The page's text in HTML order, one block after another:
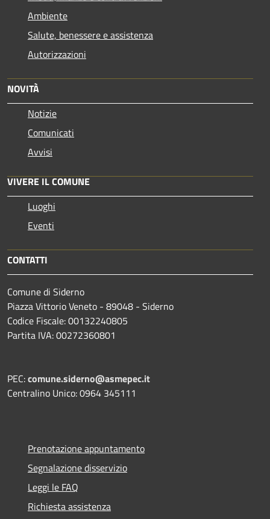
Ambiente
Salute, benessere e assistenza
Autorizzazioni
NOVITÀ
Notizie
Comunicati
Avvisi
VIVERE IL COMUNE
Luoghi
Eventi
CONTATTI
Comune di Siderno
Piazza Vittorio Veneto - 89048 - Siderno
Codice Fiscale: 00132240805
Partita IVA: 00272360801
PEC:comune.siderno@asmepec.it
Centralino Unico: 0964 345111
Prenotazione appuntamento
Segnalazione disservizio
Leggi le FAQ
Richiesta assistenza